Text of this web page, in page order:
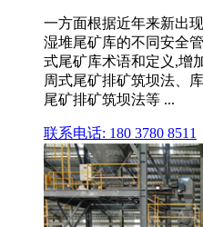
一方面根据近年来新出
湿堆尾矿库的不同安全
式尾矿库术语和定义,增
周式尾矿排矿筑坝法、
尾矿排矿筑坝法等 ...
联系电话: 180 3780 8511